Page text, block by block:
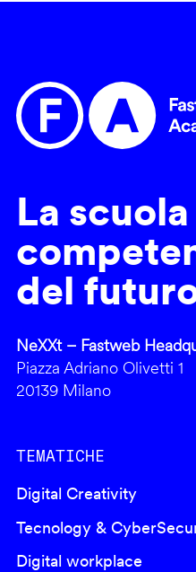
La
del
NeXXt – Fastweb
Piazza Adriano Olivetti 1
20139 Milano
TEMATICHE
Digital Creativity
Tecnology &
Digital workplace